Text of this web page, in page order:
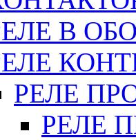
В
РЕЛЕ
РЕЛЕ